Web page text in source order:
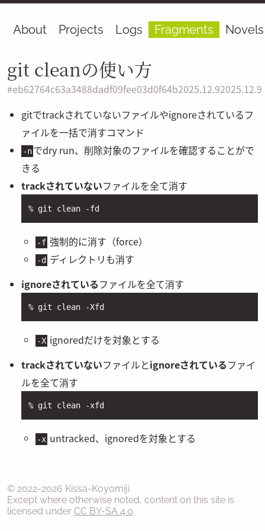
About Projects Logs Fragments Novels
git cleanの使い方
#eb62764c63a3488dadf09fee03d0f64b2025.12.92025.12.9
gitでtrackされていないファイルやignoreされているフ
ァイルを一括で消すコマンド
-nでdry run、削除対象のファイルを確認することがで
きる
trackされていないファイルを全て消す
% git clean -fd
-f 強制的に消す（force）
-d ディレクトリも消す
ignoreされているファイルを全て消す
% git clean -Xfd
-X ignoredだけを対象とする
trackされていないファイルとignoreされているファイ
ルを全て消す
% git clean -xfd
-x untracked、ignoredを対象とする
© 2022-2026 Kissa-Koyomiji
Except where otherwise noted, content on this site is
licensed under CC BY-SA 4.0.